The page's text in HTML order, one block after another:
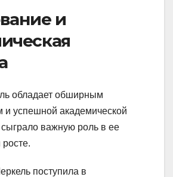
и
обладает обширным
и успешной академической
сыграло важную роль в ее
поступила в